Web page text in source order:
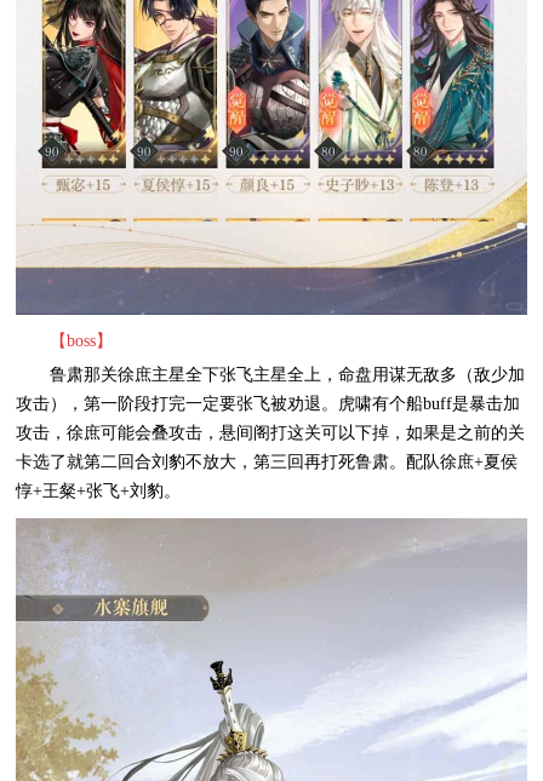
【boss】
鲁肃那关徐庶主星全下张飞主星全上，命盘用谋无敌多（敌少加
攻击），第一阶段打完一定要张飞被劝退。虎啸有个船buff是暴击加
攻击，徐庶可能会叠攻击，悬间阁打这关可以下掉，如果是之前的关
卡选了就第二回合刘豹不放大，第三回再打死鲁肃。配队徐庶+夏侯
惇+王粲+张飞+刘豹。